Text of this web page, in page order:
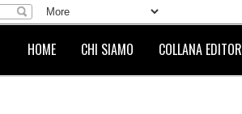
HOME CHI SIAMO COLLANA